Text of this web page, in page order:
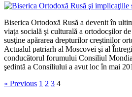
Biserica Ortodoxă Rusă a devenit în
viaţa socială şi culturală a ortodocşilor
susţine apărarea drepturilor creştinilor
Actualul patriarh al Moscovei şi al
conducătorul forumului Consiliul
şedintă a Consiliului a avut loc în mai
« Previous 1 2 3 4